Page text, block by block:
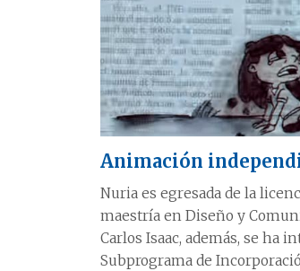
Animación
Nuria es egresada de la
maestría en Diseño y
Carlos Isaac, además, se ha
Subprograma de